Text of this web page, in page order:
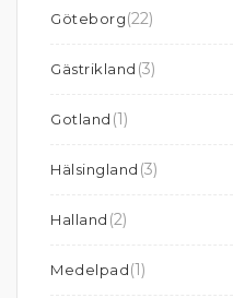
Göteborg(22)
Gästrikland (3)
Gotland (1)
Hälsingland (3)
Halland (2)
Medelpad(1)